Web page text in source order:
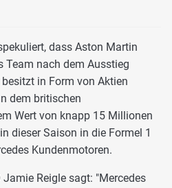
dass Aston Martin
Team nach dem Ausstieg
in Form von Aktien
dem britischen
Wert von knapp 15 Millionen
dieser Saison in die Formel 1
Kundenmotoren.
Jamie Reigle sagt: "Mercedes